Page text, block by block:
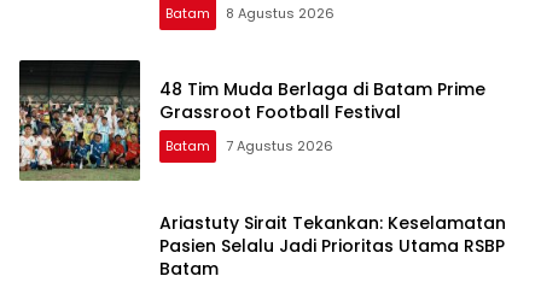
Batam 8 Agustus 2026
48 Tim Muda Berlaga di Batam Prime
Grassroot Football Festival
Batam 7 Agustus 2026
Ariastuty Sirait Tekankan: Keselamatan
Pasien Selalu Jadi Prioritas Utama RSBP
Batam